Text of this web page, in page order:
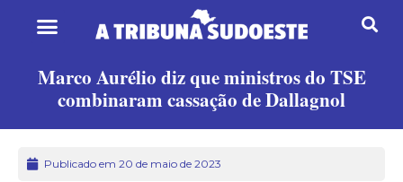
Marco Aurélio diz que ministros do TSE
combinaram cassação de Dallagnol
Publicado em 20 de maio de 2023